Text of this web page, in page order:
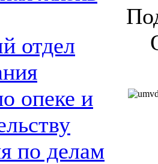
отдел
опеке и
по делам